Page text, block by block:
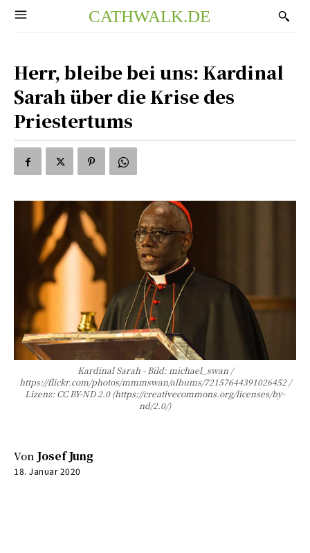
CATHWALK.DE
Herr, bleibe bei uns: Kardinal
Sarah über die Krise des
Priestertums
Kardinal Sarah - Bild: michael_swan /
https://flickr.com/photos/mmmswan/albums/72157644391026452 /
Lizenz: CC BY-ND 2.0 (https://creativecommons.org/licenses/by-
nd/2.0/)
Von Josef Jung
18. Januar 2020